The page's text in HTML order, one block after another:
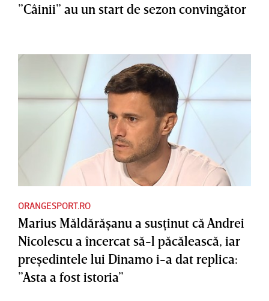
”Câinii” au un start de sezon convingător
ORANGESPORT.RO
Marius Măldărăşanu a susţinut că Andrei
Nicolescu a încercat să-l păcălească, iar
preşedintele lui Dinamo i-a dat replica:
”Asta a fost istoria”